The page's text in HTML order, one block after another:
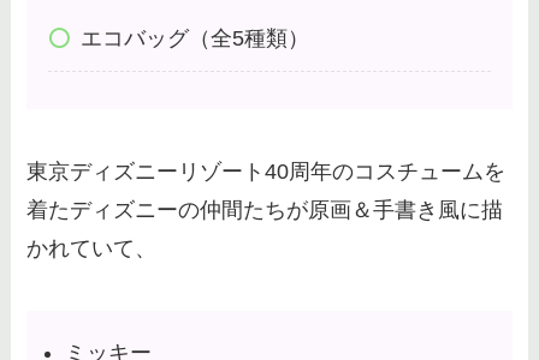
支払いで何を使えるか【電子マネ
ー】をチェック！
ダッフィー｜ぬいぐるみ買取のお
すすめは？買取相場やセカンドス
トリート・まんだらけも調査！
エコバッグ（全5種類）
東京ディズニーリゾート40周年のコスチュームを
着たディズニーの仲間たちが原画＆手書き風に描
かれていて、
ミッキー